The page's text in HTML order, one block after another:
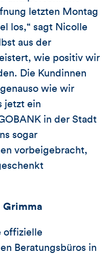
letzten Montag
los,“ sagt Nicolle
aus der
wie positiv wir
Die Kundinnen
wie wir
jetzt ein
in der Stadt
sogar
vorbeigebracht,
Grimma
offizielle
Beratungsbüros in